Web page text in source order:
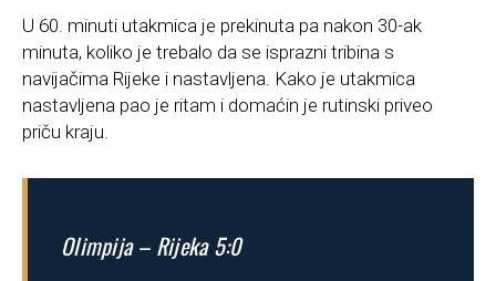
U 60. minuti utakmica je prekinuta pa nakon 30-ak
minuta, koliko je trebalo da se isprazni tribina s
navijačima Rijeke i nastavljena. Kako je utakmica
nastavljena pao je ritam i domaćin je rutinski priveo
priču kraju.
Olimpija – Rijeka 5:0